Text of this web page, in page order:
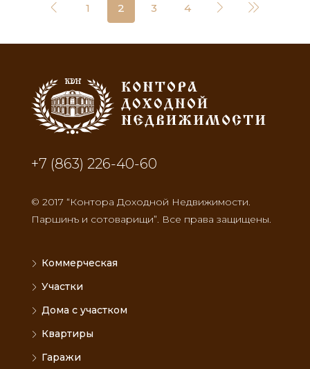
1 2 3 4
+7 (863) 226-40-60
© 2017 “Контора Доходной Недвижимости.
Паршинъ и сотоварищи”. Все права защищены.
Коммерческая
Участки
Дома с участком
Квартиры
Гаражи